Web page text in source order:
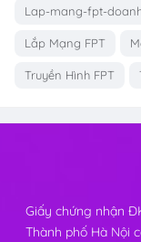
Lap-mang-fpt-
Lắp Mạng FPT
Truyền Hình FPT
Giấy chứng nhận
Thành phố Hà Nội